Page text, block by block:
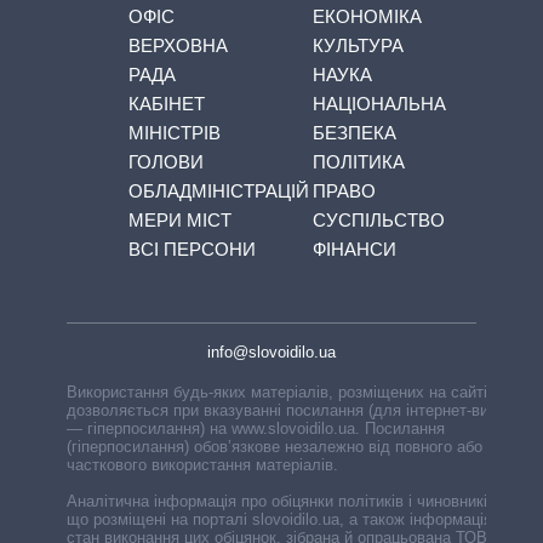
ОФІС
ВЕРХОВНА
РАДА
КАБІНЕТ
МІНІСТРІВ
ГОЛОВИ
ОБЛАДМІНІСТРАЦІЙ
МЕРИ МІСТ
ВСІ ПЕРСОНИ
ЕКОНОМІКА
КУЛЬТУРА
НАУКА
НАЦІОНАЛЬНА
БЕЗПЕКА
ПОЛІТИКА
ПРАВО
СУСПІЛЬСТВО
ФІНАНСИ
info@slovoidilo.ua
Використання будь-яких матеріалів, розміщених на сайті,
дозволяється при вказуванні посилання (для інтернет-видань
— гіперпосилання) на www.slovoidilo.ua. Посилання
(гіперпосилання) обов’язкове незалежно від повного або
часткового використання матеріалів.
Аналітична інформація про обіцянки політиків і чиновників,
що розміщені на порталі slovoidilo.ua, а також інформація про
стан виконання цих обіцянок, зібрана й опрацьована ТОВ «ІА